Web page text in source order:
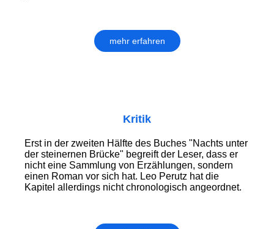
mehr erfahren
Kritik
Erst in der zweiten Hälfte des Buches "Nachts unter
der steinernen Brücke" begreift der Leser, dass er
nicht eine Sammlung von Erzählun­gen, sondern
einen Roman vor sich hat. Leo Perutz hat die
Kapitel aller­dings nicht chronologisch angeordnet.